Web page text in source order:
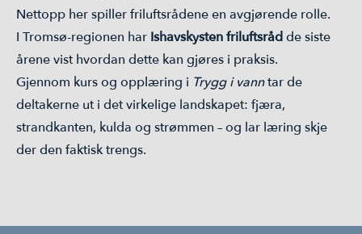
Nettopp her spiller friluftsrådene en avgjørende rolle.
I Tromsø-regionen har Ishavskysten friluftsrådde siste
årene vist hvordan dette kan gjøres i praksis.
Gjennom kurs og opplæring i Trygg i vanntar de
deltakerne ut i det virkelige landskapet: fjæra,
strandkanten, kulda og strømmen – og lar læring skje
der den faktisk trengs.